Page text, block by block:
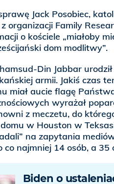
Jack Posobiec,
organizacji Family
o kościele „miałoby
dom modlitwy”.
Din Jabbar
armii. Jakiś czas
miał aucie flagę
wyrażał
z meczetu, do
w Houston w
na zapytania
co najmniej 14 osób, a 35
Biden o